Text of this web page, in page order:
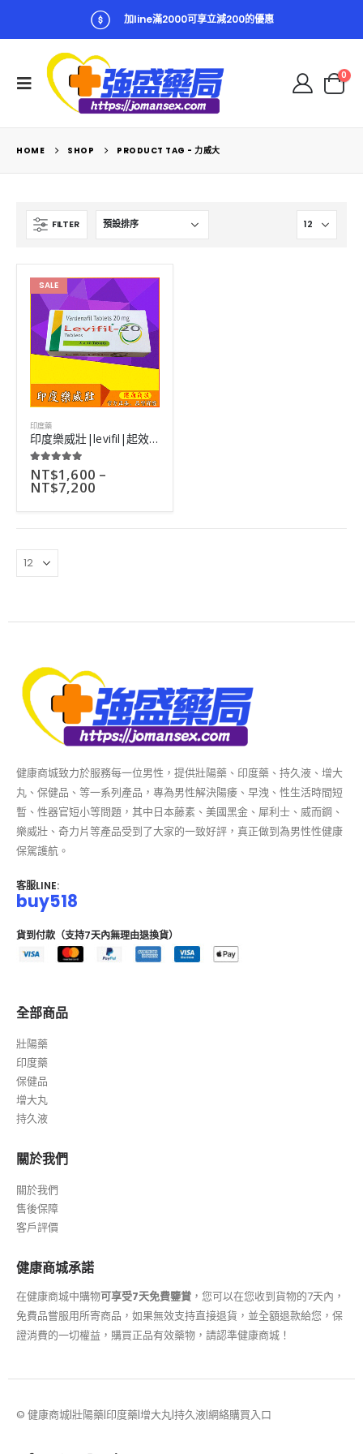
加line滿2000可享立減200的優惠
0
HOME SHOP PRODUCT TAG - 力威大
FILTER
SALE
印度藥
印度樂威壯|levifil|起效快藥效長|治療陽痿效果好|10粒
5.00 out of 5
NT$1,600 –
NT$7,200
健康商城致力於服務每一位男性，提供壯陽藥、印度藥、持久液、增大
丸、保健品、等一系列產品，專為男性解決陽痿、早洩、性生活時間短
暫、性器官短小等問題，其中日本藤素、美國黑金、犀利士、威而鋼、
樂威壯、奇力片等產品受到了大家的一致好評，真正做到為男性性健康
保駕護航。
客服LINE:
buy518
貨到付款（支持7天內無理由退換貨）
全部商品
壯陽藥
印度藥
保健品
增大丸
持久液
關於我們
關於我們
售後保障
客戶評價
健康商城承諾
在健康商城中購物可享受7天免費鑒賞 ，您可以在您收到貨物的7天內，
免費品嘗服用所寄商品，如果無效支持直接退貨，並全額退款給您，保
證消費的一切權益，購買正品有效藥物，請認準健康商城！
© 健康商城|壯陽藥|印度藥|增大丸|持久液|網絡購買入口